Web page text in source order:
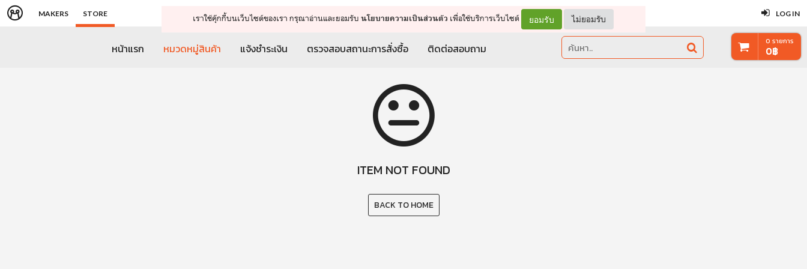
ปิด
จัดการรถเข็น ดำเนินการต่อ
MAKERS STORE LOG IN
เราใช้คุ๊กกี้บนเว็บไซต์ของเรา กรุณาอ่านและยอมรับนโยบายความเป็นส่วนตัว เพื่อใช้บริการเว็บไซต์ ยอมรับ ไม่ยอมรับ
หน้าแรก หมวดหมู่สินค้า แจ้งชำระเงิน ตรวจสอบสถานะการสั่งซื้อ ติดต่อสอบถาม
0 รายการ
0฿
ITEM NOT FOUND
BACK TO HOME